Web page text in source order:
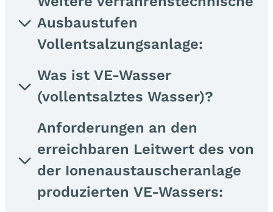
Ausbaustufen
Vollentsalzungsanlage:
Was ist VE-Wasser
(vollentsalztes Wasser)?
Anforderungen an den
erreichbaren Leitwert des von
der Ionenaustauscheranlage
produzierten VE-Wassers: